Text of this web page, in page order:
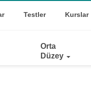
Testler Kurslar
Orta
Düzey